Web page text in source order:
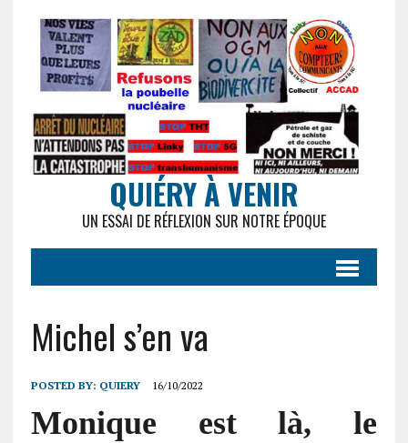
QUIÉRY À VENIR
UN ESSAI DE RÉFLEXION SUR NOTRE ÉPOQUE
Michel s’en va
POSTED BY: QUIERY 16/10/2022
Monique est là, le